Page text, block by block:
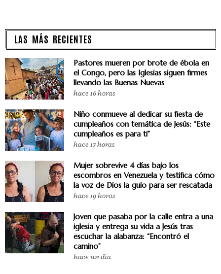
LAS MÁS RECIENTES
Pastores mueren por brote de ébola en
el Congo, pero las Iglesias siguen firmes
llevando las Buenas Nuevas
hace 16 horas
Niño conmueve al dedicar su fiesta de
cumpleaños con temática de Jesús: “Este
cumpleaños es para ti”
hace 17 horas
Mujer sobrevive 4 días bajo los
escombros en Venezuela y testifica cómo
la voz de Dios la guio para ser rescatada
hace 19 horas
Joven que pasaba por la calle entra a una
iglesia y entrega su vida a Jesús tras
escuchar la alabanza: “Encontró el
camino”
hace un día